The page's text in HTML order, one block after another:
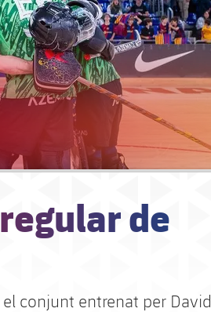
de
conjunt entrenat per David